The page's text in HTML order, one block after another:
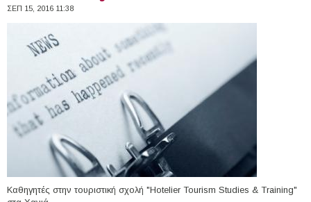
ΣΕΠ 15, 2016 11:38
Καθηγητές στην τουριστική σχολή "Hotelier Tourism Studies & Training"